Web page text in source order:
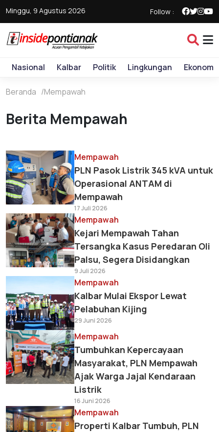
Minggu, 9 Agustus 2026 Follow :
Nasional Kalbar Politik Lingkungan Ekonomi
Beranda Mempawah
Berita Mempawah
Mempawah
PLN Pasok Listrik 345 kVA untuk
Operasional ANTAM di
Mempawah
17 Juli 2026
Mempawah
Kejari Mempawah Tahan
Tersangka Kasus Peredaran Oli
Palsu, Segera Disidangkan
9 Juli 2026
Mempawah
Kalbar Mulai Ekspor Lewat
Pelabuhan Kijing
29 Juni 2026
Mempawah
Tumbuhkan Kepercayaan
Masyarakat, PLN Mempawah
Ajak Warga Jajal Kendaraan
Listrik
16 Juni 2026
Mempawah
Properti Kalbar Tumbuh, PLN